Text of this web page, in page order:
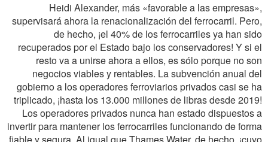
Heidi Alexander, más «favorable a las empresas»,
supervisará ahora la renacionalización del ferrocarril. Pero,
de hecho, ¡el 40% de los ferrocarriles ya han sido
recuperados por el Estado bajo los conservadores! Y si el
resto va a unirse ahora a ellos, es sólo porque no son
negocios viables y rentables. La subvención anual del
gobierno a los operadores ferroviarios privados casi se ha
triplicado, ¡hasta los 13.000 millones de libras desde 2019!
Los operadores privados nunca han estado dispuestos a
invertir para mantener los ferrocarriles funcionando de forma